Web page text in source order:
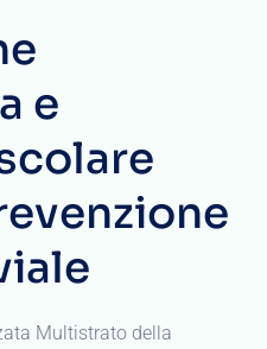
e
Multistrato della